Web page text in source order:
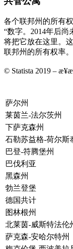
各个联邦州的所有
“数字。2014年后
将把它放在这里。
联邦州的所有权率。
© Statista 2019 –
萨尔州
莱茵兰-法尔茨州
下萨克森州
石勒苏益格-荷尔斯
巴登-符腾堡州
巴伐利亚
黑森州
勃兰登堡
德国共计
图林根州
北莱茵-威斯特法伦
萨克森-安哈尔特州